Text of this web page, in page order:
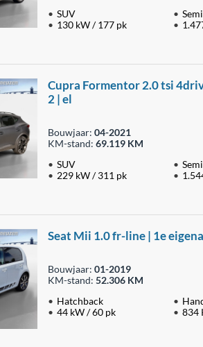
SUV
130 kW / 177 pk
Cupra Formentor 2.0 tsi
2 | el
Bouwjaar:04-2021
KM-stand:69.119 KM
SUV
229 kW / 311 pk
Seat Mii 1.0 fr-line | 1e
Bouwjaar:01-2019
KM-stand:52.306 KM
Hatchback
44 kW / 60 pk
834